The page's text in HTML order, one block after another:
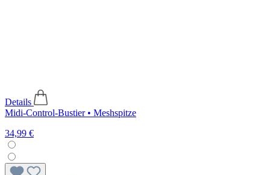
Details
Midi-Control-Bustier • Meshspitze
34,99 €